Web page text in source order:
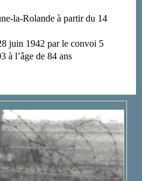
la-Rolande à partir du 14
juin 1942 par le convoi 5
à l’âge de 84 ans